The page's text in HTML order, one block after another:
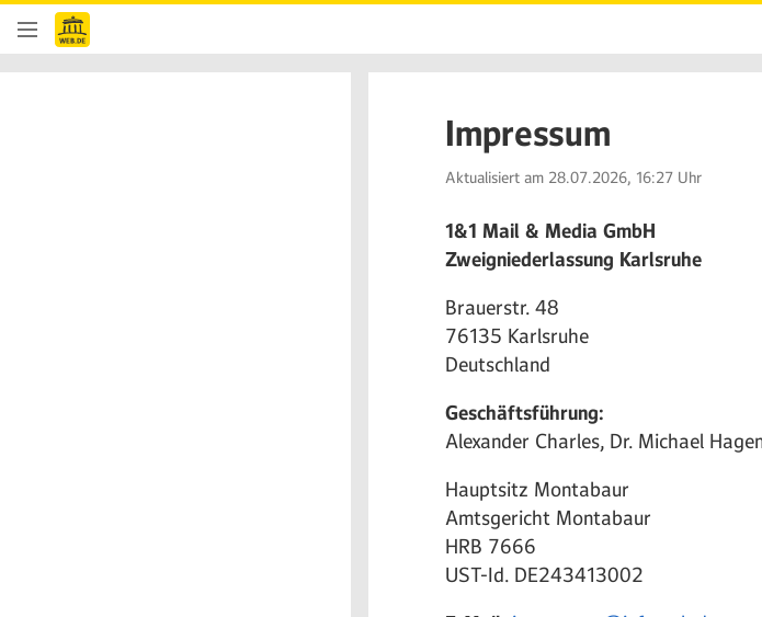
Impressum
Aktualisiert am 28.07.2026, 16:27 Uhr
1&1 Mail & Media GmbH
Zweigniederlassung Karlsruhe
Brauerstr. 48
76135 Karlsruhe
Deutschland
Geschäftsführung:
Alexander Charles, Dr. Michael
Hauptsitz Montabaur
Amtsgericht Montabaur
HRB 7666
UST-Id. DE243413002